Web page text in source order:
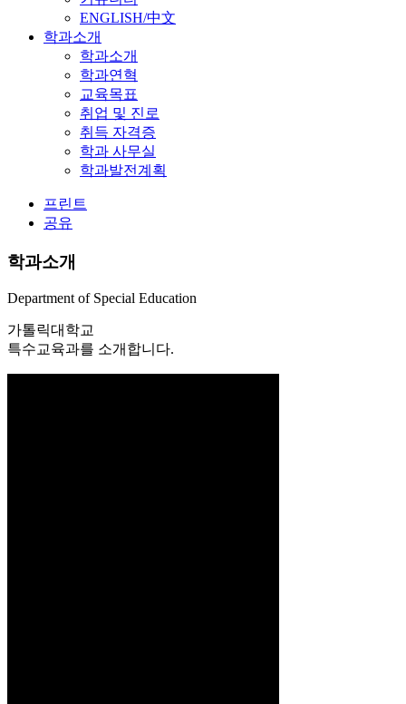
ENGLISH/中文
학과소개
학과소개
학과연혁
교육목표
취업 및 진로
취득 자격증
학과 사무실
학과발전계획
프린트
공유
학과소개
Department of Special Education
가톨릭대학교
특수교육과를 소개합니다.